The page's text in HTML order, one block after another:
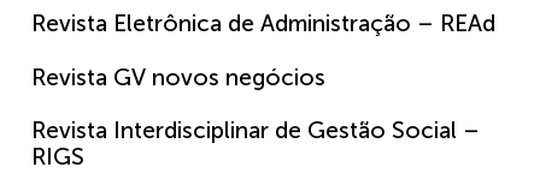
Revista Eletrônica de Administração – REAd
Revista GV novos negócios
Revista Interdisciplinar de Gestão Social –
RIGS